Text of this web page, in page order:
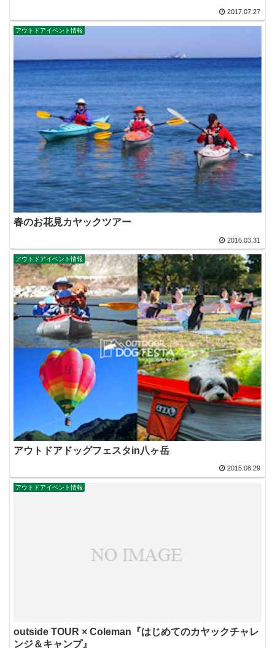
2017.07.27
アウトドアイベント情報
春のお花見カヤックツアー
2016.03.31
アウトドアイベント情報
アウトドアドッグフェスタin八ヶ岳
2015.08.29
アウトドアイベント情報
outside TOUR × Coleman『はじめてのカヤックチャレ
ンジ＆キャンプ』